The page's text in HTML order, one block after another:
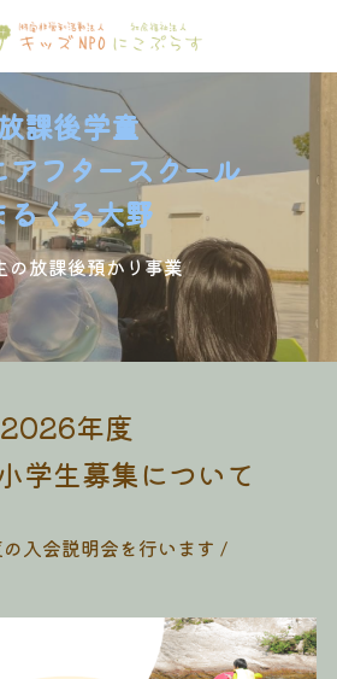
この森保育園
にこキッズくしど保育園
まり保育園
にこアフタースクールくしど
こアフタースクールおおの
宮島こども園
ジ
ド自然学校
ンチャー教育プログラム
内
課後学童
フタースクール
るくる大野
の放課後預かり事業
2026年度
学生募集について
入会説明会を行います /
グカテゴリー
中プログラム
終了・プログラムレポート